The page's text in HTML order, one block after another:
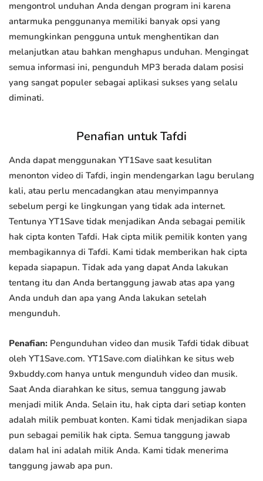
mengontrol unduhan Anda dengan program ini karena
antarmuka penggunanya memiliki banyak opsi yang
memungkinkan pengguna untuk menghentikan dan
melanjutkan atau bahkan menghapus unduhan. Mengingat
semua informasi ini, pengunduh MP3 berada dalam posisi
yang sangat populer sebagai aplikasi sukses yang selalu
diminati.
Penafian untuk Tafdi
Anda dapat menggunakan YT1Save saat kesulitan
menonton video di Tafdi, ingin mendengarkan lagu berulang
kali, atau perlu mencadangkan atau menyimpannya
sebelum pergi ke lingkungan yang tidak ada internet.
Tentunya YT1Save tidak menjadikan Anda sebagai pemilik
hak cipta konten Tafdi. Hak cipta milik pemilik konten yang
membagikannya di Tafdi. Kami tidak memberikan hak cipta
kepada siapapun. Tidak ada yang dapat Anda lakukan
tentang itu dan Anda bertanggung jawab atas apa yang
Anda unduh dan apa yang Anda lakukan setelah
mengunduh.
Penafian: Pengunduhan video dan musik Tafdi tidak dibuat
oleh YT1Save.com. YT1Save.com dialihkan ke situs web
9xbuddy.com hanya untuk mengunduh video dan musik.
Saat Anda diarahkan ke situs, semua tanggung jawab
menjadi milik Anda. Selain itu, hak cipta dari setiap konten
adalah milik pembuat konten. Kami tidak menjadikan siapa
pun sebagai pemilik hak cipta. Semua tanggung jawab
dalam hal ini adalah milik Anda. Kami tidak menerima
tanggung jawab apa pun.